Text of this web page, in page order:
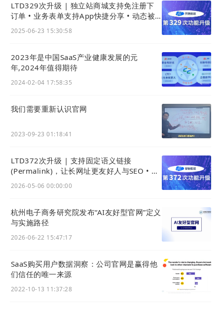
LTD329次升级 | 独立站商城支持免注册下
订单 • 业务表单支持App快捷分享 • 动态被
点赞评论有提醒
2025-06-23 15:30:58
2023年是中国SaaS产业健康发展的元
年,2024年值得期待
2024-02-04 17:58:35
我们需要重新认识官网
2023-09-23 01:18:41
LTD372次升级 | 支持固定语义链接
(Permalink)，让长网址更友好人与SEO • 数
据大屏支持交互统计和抓取数据展示 • 新增
2026-05-06 00:00:00
杭州电子商务研究院发布“AI友好型官网”定义
与实施路径
2026-06-22 15:47:17
SaaS购买用户数据洞察：公司官网是赢得他
们信任的唯一来源
2022-10-13 11:37:28